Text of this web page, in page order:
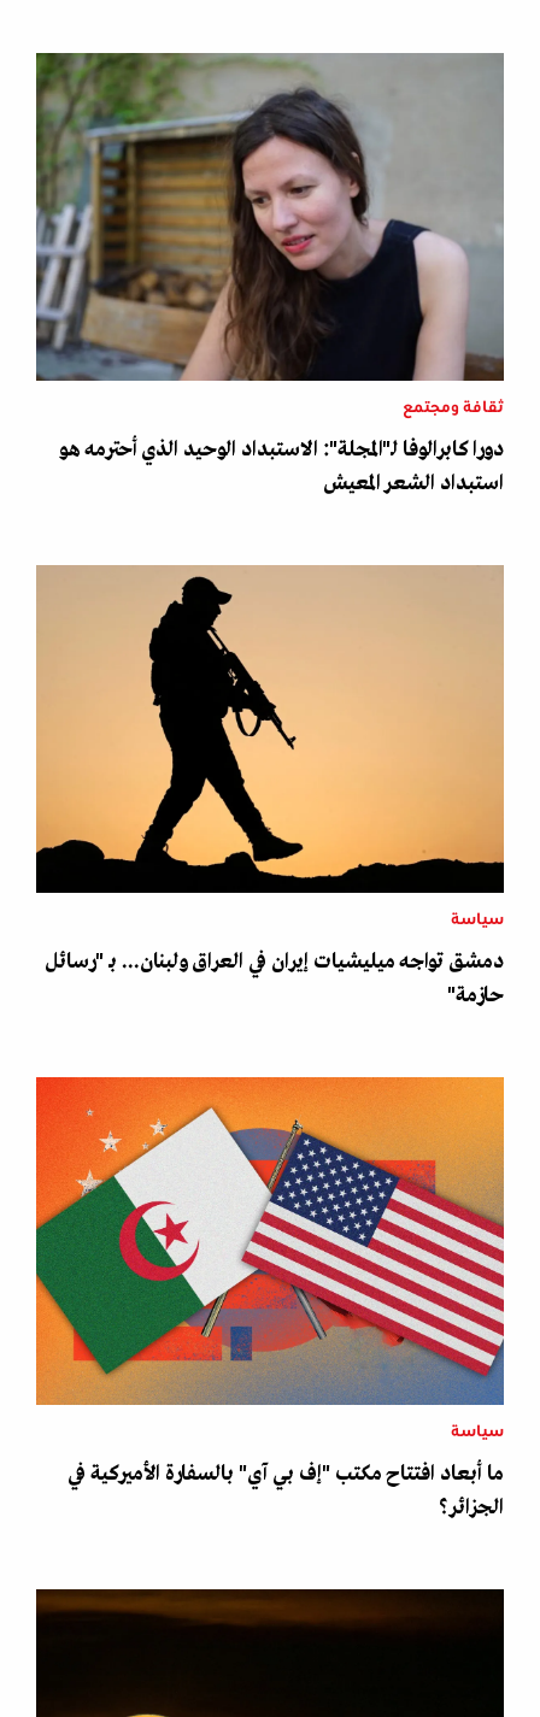
ثقافة ومجتمع
دورا كابرالوفا لـ"المجلة": الاستبداد الوحيد الذي أحترمه هو
استبداد الشعر المعيش
سياسة
دمشق تواجه ميليشيات إيران في العراق ولبنان... بـ "رسائل
حازمة"
سياسة
ما أبعاد افتتاح مكتب "إف بي آي" بالسفارة الأميركية في
الجزائر؟